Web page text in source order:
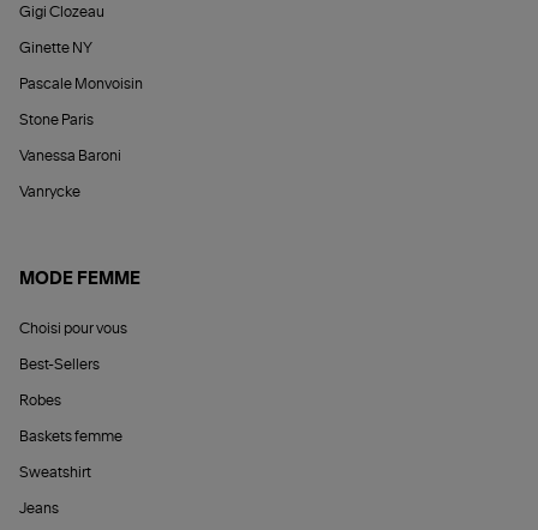
Gigi Clozeau
Ginette NY
Pascale Monvoisin
Stone Paris
Vanessa Baroni
Vanrycke
MODE FEMME
Choisi pour vous
Best-Sellers
Robes
Baskets femme
Sweatshirt
Jeans